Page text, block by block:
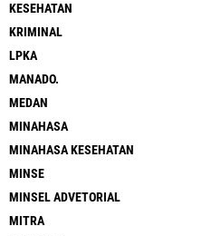
KESEHATAN
KRIMINAL
LPKA
MANADO.
MEDAN
MINAHASA
MINAHASA KESEHATAN
MINSE
MINSEL ADVETORIAL
MITRA